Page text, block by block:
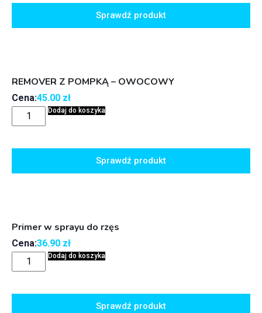
Sprawdź produkt
REMOVER Z POMPKĄ – OWOCOWY
Cena:45.00 zł
Dodaj do koszyka
Sprawdź produkt
Primer w sprayu do rzęs
Cena:36.90 zł
Dodaj do koszyka
Sprawdź produkt